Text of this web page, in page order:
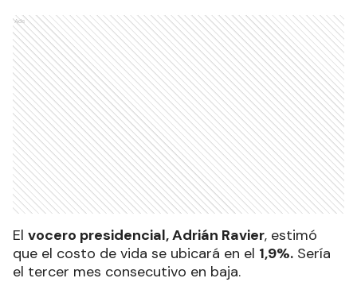
Ads
El vocero presidencial, Adrián Ravier, estimó
que el costo de vida se ubicará en el 1,9%. Sería
el tercer mes consecutivo en baja.